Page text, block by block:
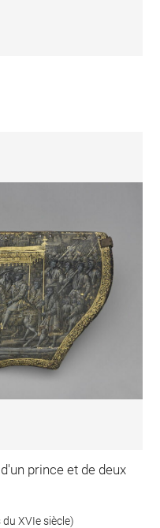
prince et de deux
XVIe siècle)